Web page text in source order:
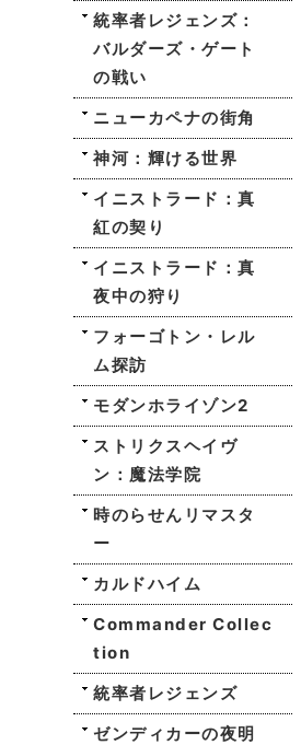
統率者レジェンズ：
バルダーズ・ゲート
の戦い
ニューカペナの街角
神河：輝ける世界
イニストラード：真
紅の契り
イニストラード：真
夜中の狩り
フォーゴトン・レル
ム探訪
モダンホライゾン2
ストリクスヘイヴ
ン：魔法学院
時のらせんリマスタ
ー
カルドハイム
Commander Collec
tion
統率者レジェンズ
ゼンディカーの夜明